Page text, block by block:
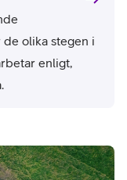
olika stegen i
enligt,